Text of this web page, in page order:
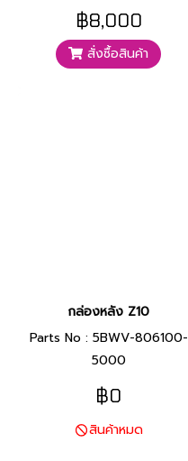
฿8,000
สั่งซื้อสินค้า
กล่องหลัง Z10
Parts No : 5BWV-806100-
5000
฿0
สินค้าหมด